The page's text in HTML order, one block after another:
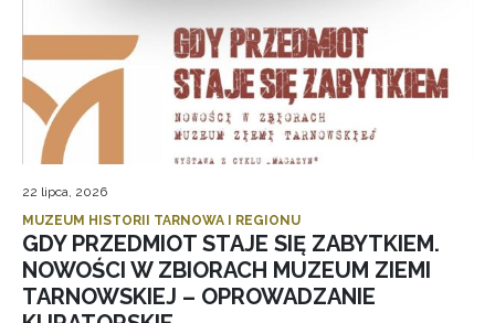
22 lipca, 2026
MUZEUM HISTORII TARNOWA I REGIONU
GDY PRZEDMIOT STAJE SIĘ ZABYTKIEM.
NOWOŚCI W ZBIORACH MUZEUM ZIEMI
TARNOWSKIEJ – OPROWADZANIE